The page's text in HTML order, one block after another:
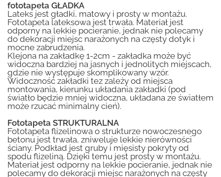
fototapeta GŁADKA
Lateks jest gładki, matowy i prosty w montażu.
Fototapeta lateksowa jest trwała. Materiał jest
odporny na lekkie pocieranie, jednak nie polecamy
do dekoracji miejsc narażonych na częsty dotyk i
mocne zabrudzenia.
Klejona na zakładkę 1-2cm - zakładka może być
widoczna bardziej na jasnych i jednolitych miejscach,
gdzie nie występuje skomplikowany wzór.
Widoczność zakładki tez zależy od miejsca
montowania, kierunku układania zakładki (pod
światło będzie mniej widoczna, układana ze światłem
może rzucać minimalny cień).
Fototapeta STRUKTURALNA
Fototapeta flizelinowa o strukturze nowoczesnego
betonu jest trwała, zniweluje lekkie nierówności
ściany. Podkład jest gruby i mięsisty pokryty od
spodu flizeliną. Dzięki temu jest prosty w montażu.
Materiał jest odporny na lekkie pocieranie, jednak nie
polecamy do dekoracji miejsc narażonych na częsty